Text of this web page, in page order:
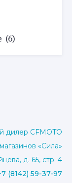
(6)
дилер CFMOTO
«Сила»
д. 65, стр. 4
(8142) 59-37-97